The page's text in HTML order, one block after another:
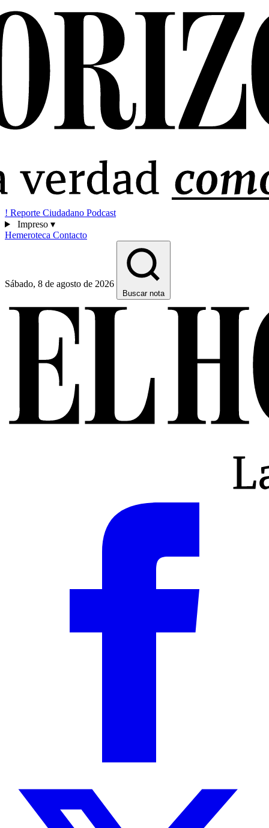
! Reporte Ciudadano Podcast
Impreso ▾
Hemeroteca Contacto
Sábado, 8 de agosto de 2026
Buscar nota